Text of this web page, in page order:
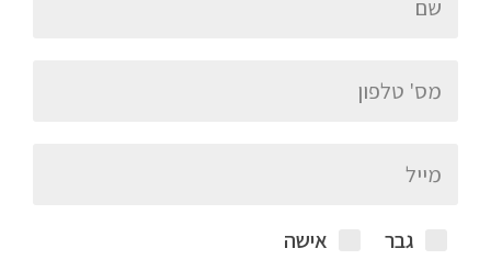
גבר
אישה